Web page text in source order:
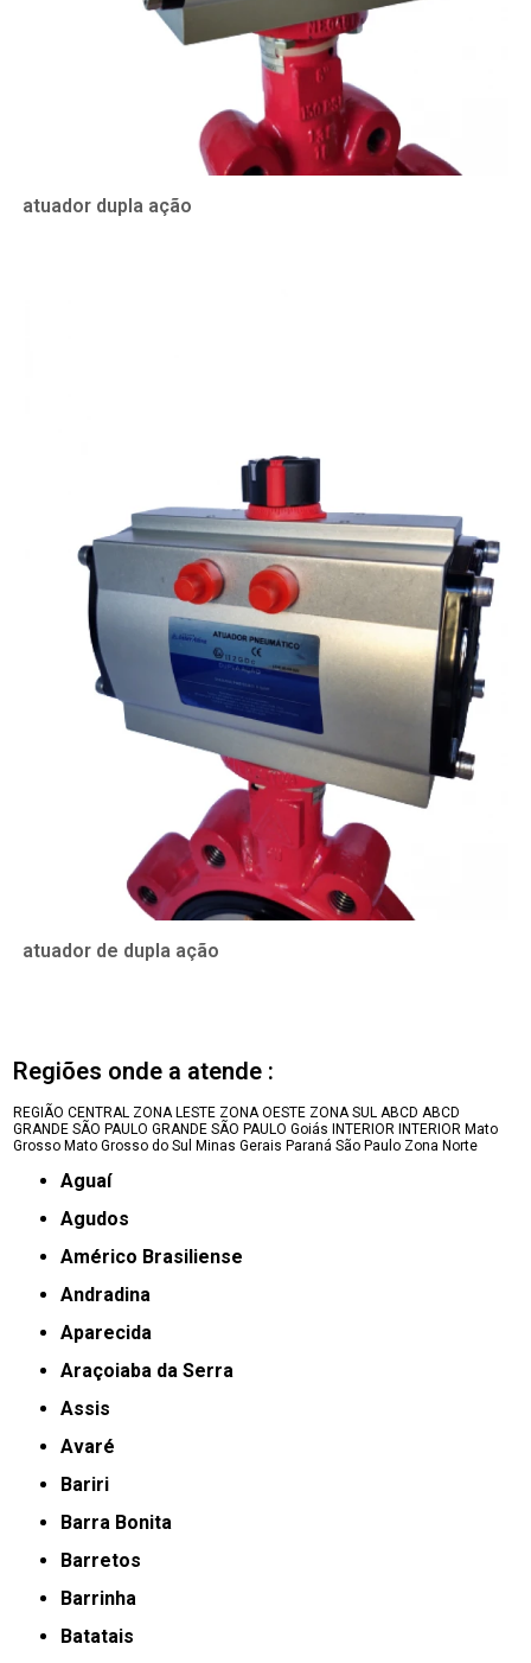
atuador dupla ação
atuador de dupla ação
Regiões onde a atende :
REGIÃO CENTRAL ZONA LESTE ZONA OESTE ZONA SUL ABCD ABCD
GRANDE SÃO PAULO GRANDE SÃO PAULO Goiás INTERIOR INTERIOR Mato
Grosso Mato Grosso do Sul Minas Gerais Paraná São Paulo Zona Norte
Aguaí
Agudos
Américo Brasiliense
Andradina
Aparecida
Araçoiaba da Serra
Assis
Avaré
Bariri
Barra Bonita
Barretos
Barrinha
Batatais